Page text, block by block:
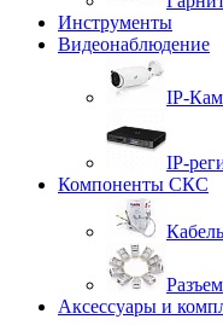
Инструменты
Видеонаблюдение
IP-
IP-
Компоненты СКС
Аксессуары и